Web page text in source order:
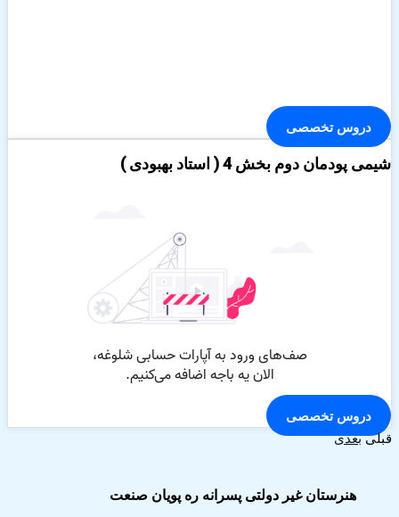
دروس تخصصی
شیمی پودمان دوم بخش 4 ( استاد بهبودی )
دروس تخصصی
قبلی بعدی
هنرستان غیر دولتی پسرانه ره پویان صنعت